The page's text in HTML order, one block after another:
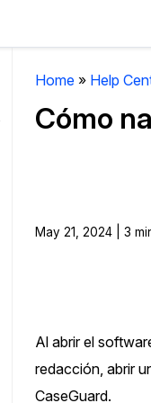
Redacción a Pedido
Soluciones
Search
Home» Help
Cómo
May 21, 2024 | 3
Al abrir el
redacción, abrir
CaseGuard.